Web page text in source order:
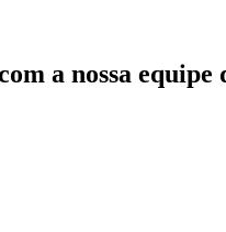
a nossa